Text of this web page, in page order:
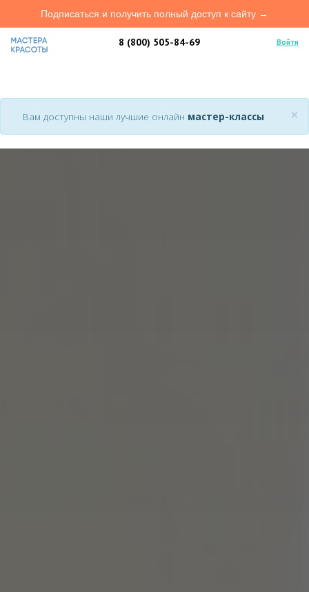
8 (800) 505-84-69 Войти
×
Вам доступны наши лучшие онлайн мастер-классы
Подписаться и получить полный доступ к сайту →